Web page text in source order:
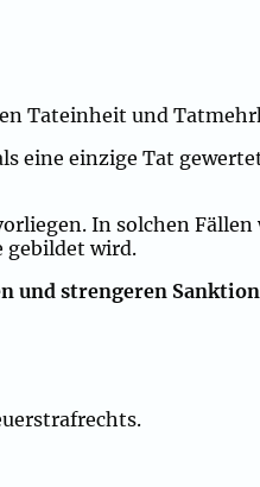
Tateinheit und
eine einzige Tat
In solchen Fällen
gebildet wird.
und strengeren